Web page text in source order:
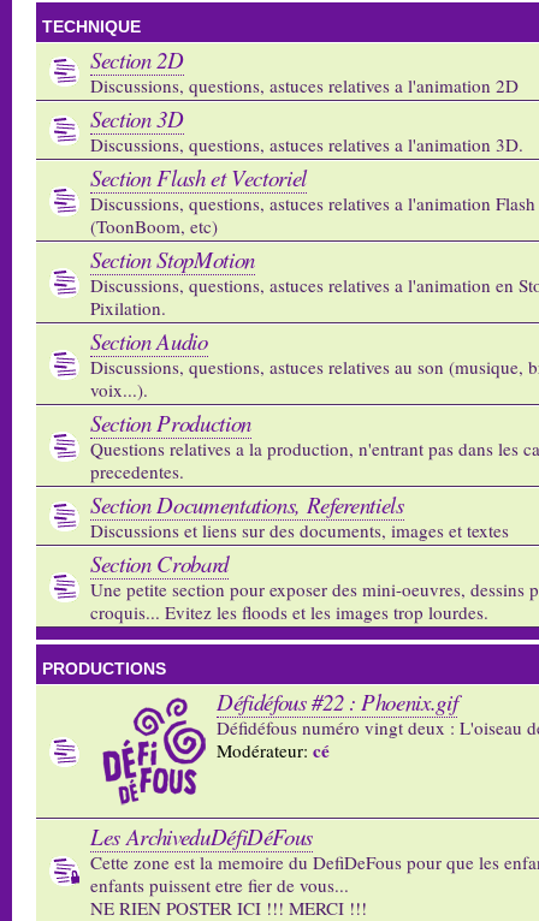
TECHNIQUE
Section 2D
Discussions, questions, astuces relatives a l'animation 2D
Section 3D
Discussions, questions, astuces relatives a l'animation 3D.
Section Flash et Vectoriel
Discussions, questions, astuces relatives a l'animation
(ToonBoom, etc)
Section StopMotion
Discussions, questions, astuces relatives a l'animation en
Pixilation.
Section Audio
Discussions, questions, astuces relatives au son (musique,
voix...).
Section Production
Questions relatives a la production, n'entrant pas dans les
precedentes.
Section Documentations, Referentiels
Discussions et liens sur des documents, images et textes
Section Crobard
Une petite section pour exposer des mini-oeuvres, dessins
croquis... Evitez les floods et les images trop lourdes.
PRODUCTIONS
Défidéfous #22 : Phoenix.gif
Défidéfous numéro vingt deux : L'oiseau
Modérateur: cé
Les ArchiveduDéfiDéFous
Cette zone est la memoire du DefiDeFous pour que les
enfants puissent etre fier de vous...
NE RIEN POSTER ICI !!! MERCI !!!